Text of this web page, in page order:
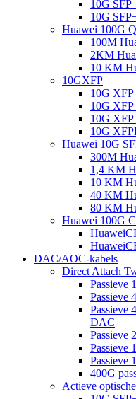
10G
10G
Huawei 100G
100M
2KM
10 KM
10GXFP
10G XFP
10G
10G
10G
Huawei 10G
300M
1,4 KM
10 KM
40 KM
80 KM
Huawei 100G
DAC/AOC-kabels
Direct Attach
Passieve
Passieve
Passieve
DAC
Passieve
Passieve
Passieve
400G
Actieve